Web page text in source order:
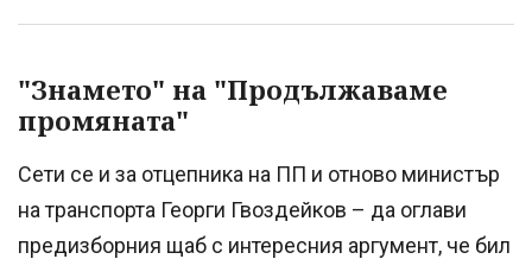
"Знамето" на "Продължаваме
промяната"
Сети се и за отцепника на ПП и отново министър
на транспорта Георги Гвоздейков – да оглави
предизборния щаб с интересния аргумент, че бил